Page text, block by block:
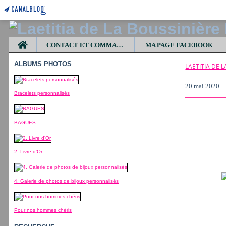
Home
CONTACT ET COMMANDES MA PAGE FACEBOOK
ALBUMS PHOTOS
Bracelets personnalisés
BAGUES
2. Livre d'Or
4. Galerie de photos de bijoux personnalisés
Pour nos hommes chéris
LAETITIA DE
20 mai 2020